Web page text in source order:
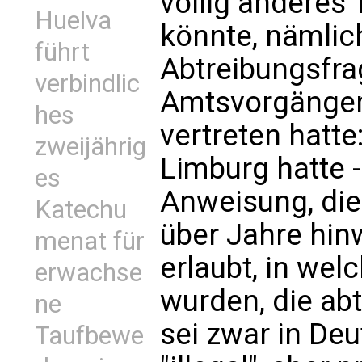
Huelva
führt
verbindlic
hes
zweijährig
es
Katechu
menat für
erwachse
ne
Taufbewe
könnte,
vertreten
Limburg hatte
Anweisung,
über Jahre
erlaubt, in
wurden, die
sei zwar in